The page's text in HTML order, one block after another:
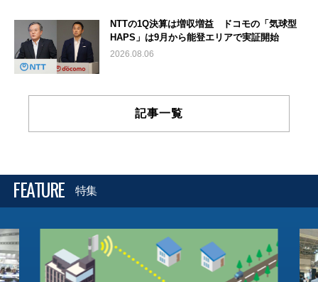
NTTの1Q決算は増収増益 ドコモの「気球型
HAPS」は9月から能登エリアで実証開始
2026.08.06
記事一覧
FEATURE 特集